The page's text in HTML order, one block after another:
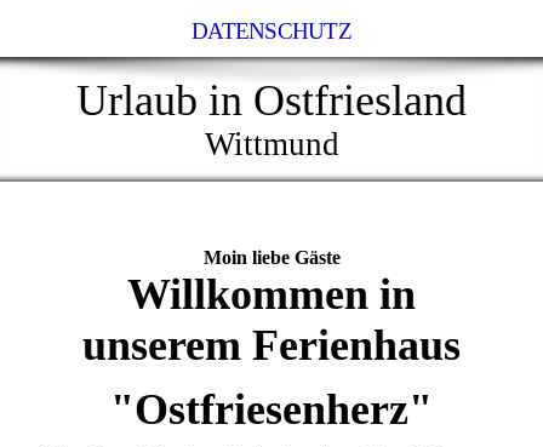
DATENSCHUTZ
Urlaub in Ostfriesland
Wittmund
Moin liebe Gäste
Willkommen in
unserem Ferienhaus
"Ostfriesenherz"